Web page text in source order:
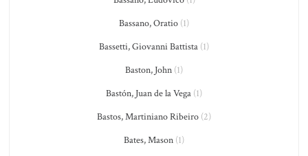
Bassano, Oratio (1)
Bassetti, Giovanni Battista (1)
Baston, John (1)
Bastón, Juan de la Vega (1)
Bastos, Martiniano Ribeiro (2)
Bates, Mason (1)